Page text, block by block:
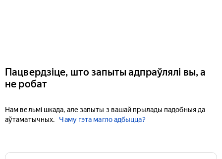
Пацвердзіце, што запыты адпраўлялі вы, а
не робат
Нам вельмі шкада, але запыты з вашай прылады падобныя да
аўтаматычных.
Чаму гэта магло адбыцца?